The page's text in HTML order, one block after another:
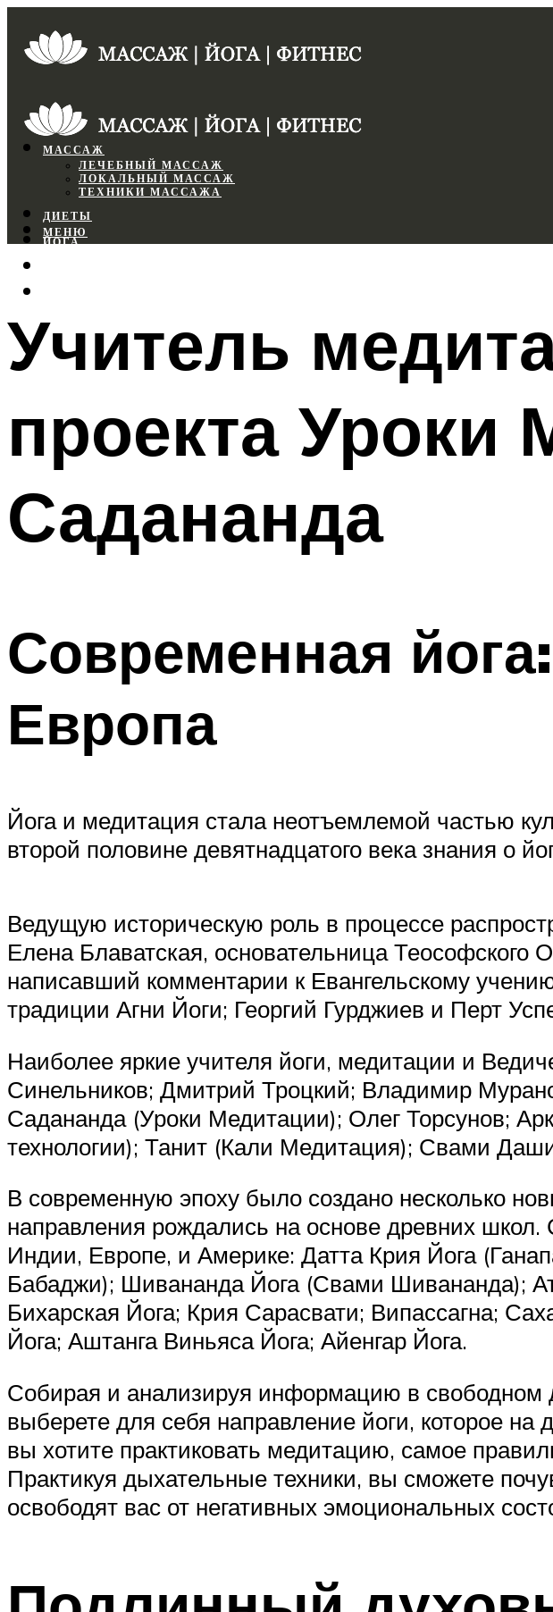
МАССАЖ
ЛЕЧЕБНЫЙ МАССАЖ
ЛОКАЛЬНЫЙ МАССАЖ
ТЕХНИКИ МАССАЖА
ДИЕТЫ
ЙОГА
МЕНЮ
МЕНЮ
Учитель
проекта Уроки
Садананда
Современная
Европа
Йога и медитация стала неотъемлемой частью
второй половине девятнадцатого века знания о
Ведущую историческую роль в процессе
Елена Блаватская, основательница
написавший комментарии к Евангельскому
традиции Агни Йоги; Георгий Гурджиев и Перт
Наиболее яркие учителя йоги, медитации и
Синельников; Дмитрий Троцкий; Владимир
Садананда (Уроки Медитации); Олег Торсунов;
технологии); Танит (Кали Медитация); Свами
В современную эпоху было создано несколько
направления рождались на основе древних
Индии, Европе, и Америке: Датта Крия Йога
Бабаджи); Шивананда Йога (Свами Шивананда);
Бихарская Йога; Крия Сарасвати; Випассагна;
Йога; Аштанга Виньяса Йога; Айенгар Йога.
Собирая и анализируя информацию в свободном
выберете для себя направление йоги, которое
вы хотите практиковать медитацию, самое
Практикуя дыхательные техники, вы сможете
освободят вас от негативных эмоциональных